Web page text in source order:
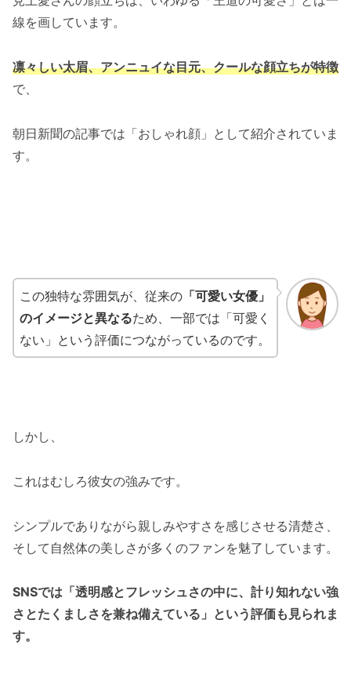
線を画しています。
凛々しい太眉、アンニュイな目元、クールな顔立ちが特徴
で、
朝日新聞の記事では「おしゃれ顔」として紹介されていま
す。
この独特な雰囲気が、従来の 「可愛い女優」
のイメージと異なるため、一部では「可愛く
ない」という評価につながっているのです。
しかし、
これはむしろ彼女の強みです。
シンプルでありながら親しみやすさを感じさせる清楚さ、
そして自然体の美しさが多くのファンを魅了しています。
SNSでは「透明感とフレッシュさの中に、計り知れない強
さとたくましさを兼ね備えている」という評価も見られま
す。